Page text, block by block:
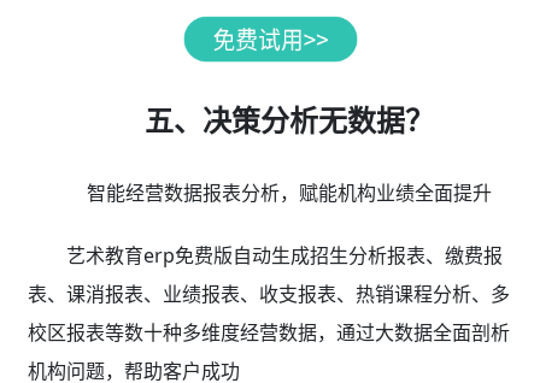
五、决策分析无数据？
智能经营数据报表分析，赋能机构业绩全面提升
艺术教育erp免费版自动生成招生分析报表、缴费报
表、课消报表、业绩报表、收支报表、热销课程分析、多
校区报表等数十种多维度经营数据，通过大数据全面剖析
机构问题，帮助客户成功